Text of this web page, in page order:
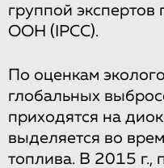
группой
ООН (IPCC).
По оценкам
глобальных
приходятся на
выделяется во
топлива. В 2015 г.,